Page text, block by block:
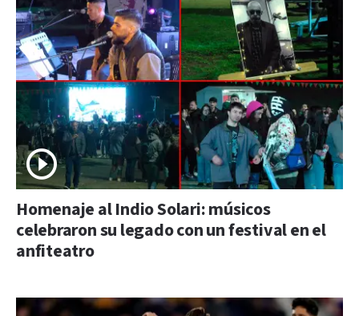
Homenaje al Indio Solari: músicos
celebraron su legado con un festival en el
anfiteatro